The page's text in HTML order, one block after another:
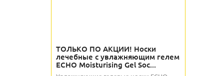
ТОЛЬКО ПО АКЦИИ! Носки
лечебные с увлажняющим гелем
ECHO Moisturising Gel Soc...